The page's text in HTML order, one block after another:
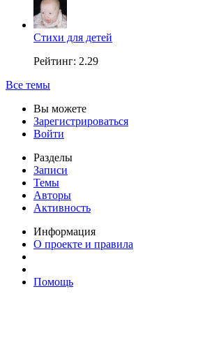
Стихи для детей
Рейтинг: 2.29
Все темы
Вы можете
Зарегистрироваться
Войти
Разделы
Записи
Темы
Авторы
Активность
Информация
О проекте и правила
Помощь